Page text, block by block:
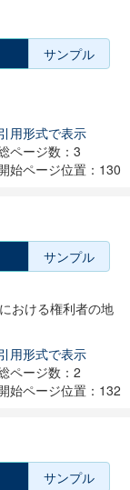
サンプル
用形式で表示
ページ数：3
始ページ位置：130
サンプル
おける権利者の地
用形式で表示
ページ数：2
始ページ位置：132
サンプル